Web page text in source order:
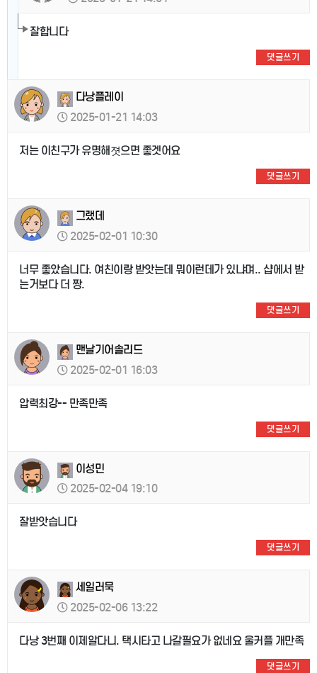
잘합니다
댓글쓰기
다낭플레이
2025-01-21 14:03
저는 이친구가 유명해졋으면 좋겟어요
댓글쓰기
그랬데
2025-02-01 10:30
너무 좋았습니다. 여친이랑 받앗는데 뭐이런데가 있냐며.. 샵에서 받
는거보다 더 짱.
댓글쓰기
맨날기어솔리드
2025-02-01 16:03
압력최강-- 만족만족
댓글쓰기
이성민
2025-02-04 19:10
잘받앗습니다
댓글쓰기
세일러묵
2025-02-06 13:22
다낭 3번째 이제알다니. 택시타고 나갈필요가 없네요 울커플 개만족
댓글쓰기